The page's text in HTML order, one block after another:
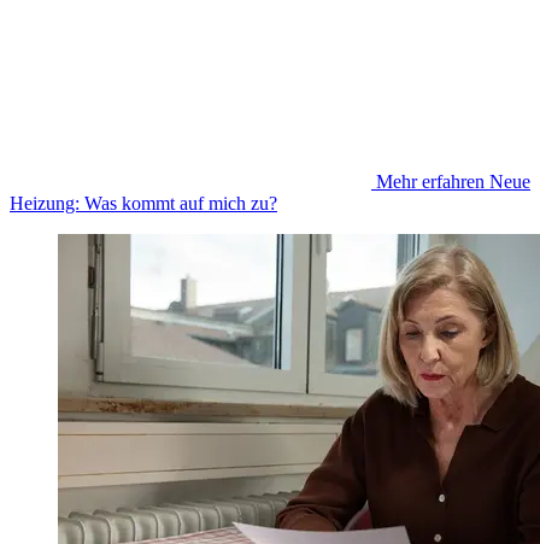
Mehr erfahren Neue
Heizung: Was kommt auf mich zu?